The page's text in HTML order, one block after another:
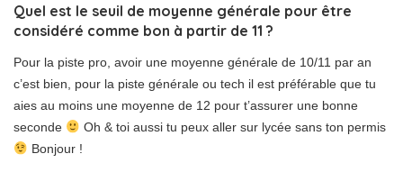
Quel est le seuil de moyenne générale pour être
considéré comme bon à partir de 11 ?
Pour la piste pro, avoir une moyenne générale de 10/11 par an
c’est bien, pour la piste générale ou tech il est préférable que tu
aies au moins une moyenne de 12 pour t’assurer une bonne
seconde
Oh & toi aussi tu peux aller sur lycée sans ton permis
Bonjour !